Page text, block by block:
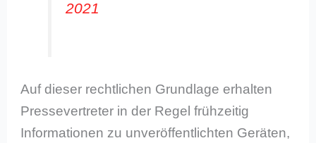
2021
Auf dieser rechtlichen Grundlage erhalten
Pressevertreter in der Regel frühzeitig
Informationen zu unveröffentlichten Geräten,